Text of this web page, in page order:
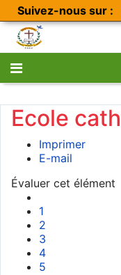
Suivez-nous sur :
Ecole
Imprimer
E-mail
Évaluer cet élément
1
2
3
4
5